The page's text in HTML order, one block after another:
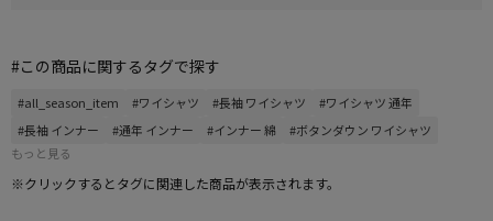
#この商品に関するタグで探す
#all_season_item #ワイシャツ #長袖 ワイシャツ
#ワイシャツ 通年
#長袖 インナー
#通年 インナー #インナー 綿
#ボタンダウン ワイシャツ
もっと見る
※クリックするとタグに関連した商品が表示されます。